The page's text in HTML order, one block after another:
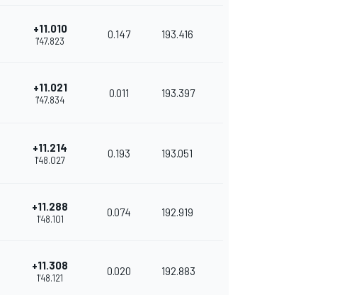
+11.010
1'47.823
0.147 193.416
+11.021
1'47.834
0.011 193.397
+11.214
1'48.027
0.193 193.051
+11.288
1'48.101
0.074 192.919
+11.308
1'48.121
0.020 192.883